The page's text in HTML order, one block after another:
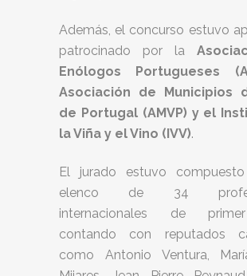
Además, el concurso estuvo
patrocinado por la
Enólogos Portugueses
Asociación de Municipios
de Portugal (AMVP) y el
la Viña y el Vino (IVV).
El jurado estuvo
elenco de 34
internacionales de
contando con reputados
como Antonio Ventura,